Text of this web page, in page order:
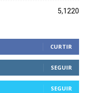
5,1220
CURTIR
SEGUIR
SEGUIR